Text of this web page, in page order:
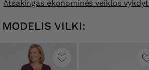
Atsakingas ekonominės veiklos
MODELIS VILKI: